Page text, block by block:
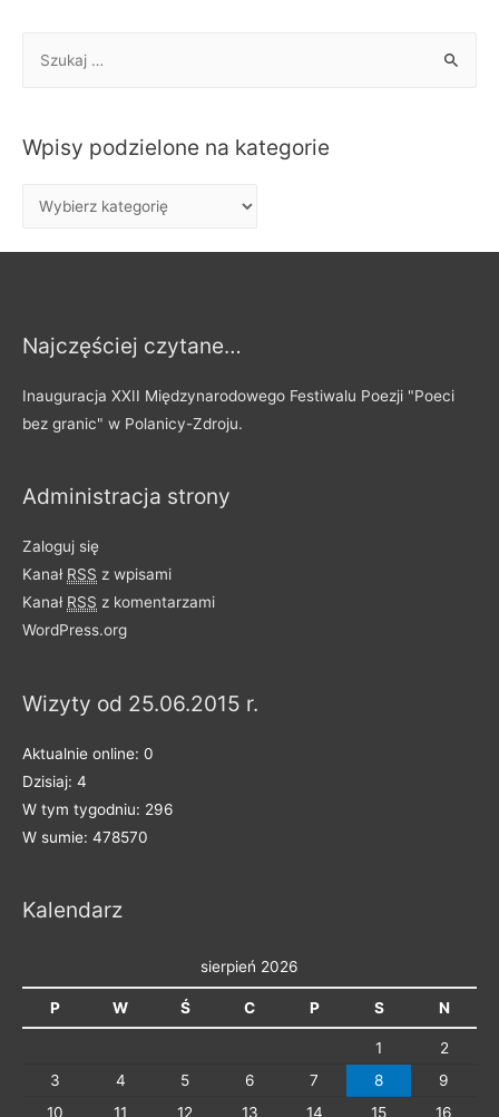
kWpisy podzielone na kategorie
p
e
k
e
g
i
Najczęściej czytane…
Inauguracja XXII Międzynarodowego Festiwalu Poezji "Poeci
bez granic" w Polanicy-Zdroju.
Administracja strony
Zaloguj się
Kanał RSS z wpisami
Kanał RSS z komentarzami
WordPress.org
Wizyty od 25.06.2015 r.
Aktualnie online: 0
Dzisiaj: 4
W tym tygodniu: 296
W sumie: 478570
Kalendarz
sierpień 2026
P W Ś C P S N
1
2
3
4 5 6 7 8
9
10
11 12 13 14 15 16